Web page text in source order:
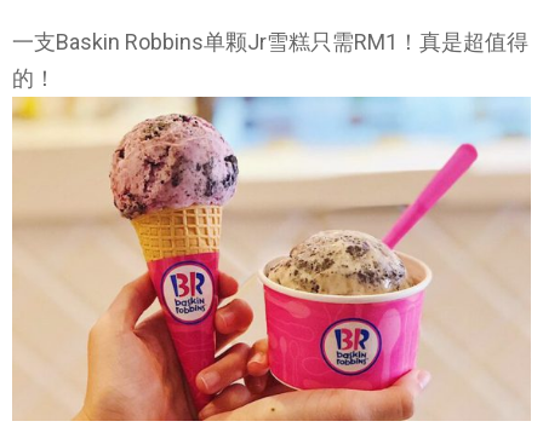
一支Baskin Robbins单颗Jr雪糕只需RM1！真是超值得
的！